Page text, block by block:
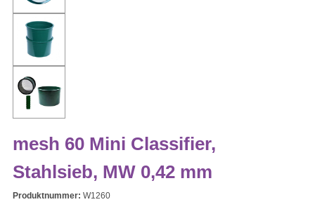
mesh 60 Mini Classifier,
Stahlsieb, MW 0,42 mm
Produktnummer: W1260